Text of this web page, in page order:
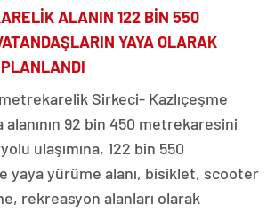
ALANIN 122 BİN 550
YAYA OLARAK
Sirkeci- Kazlıçeşme
alanının 92 bin 450 metrekaresini
ulaşımına, 122 bin 550
yaya yürüme alanı, bisiklet, scooter
rekreasyon alanları olarak